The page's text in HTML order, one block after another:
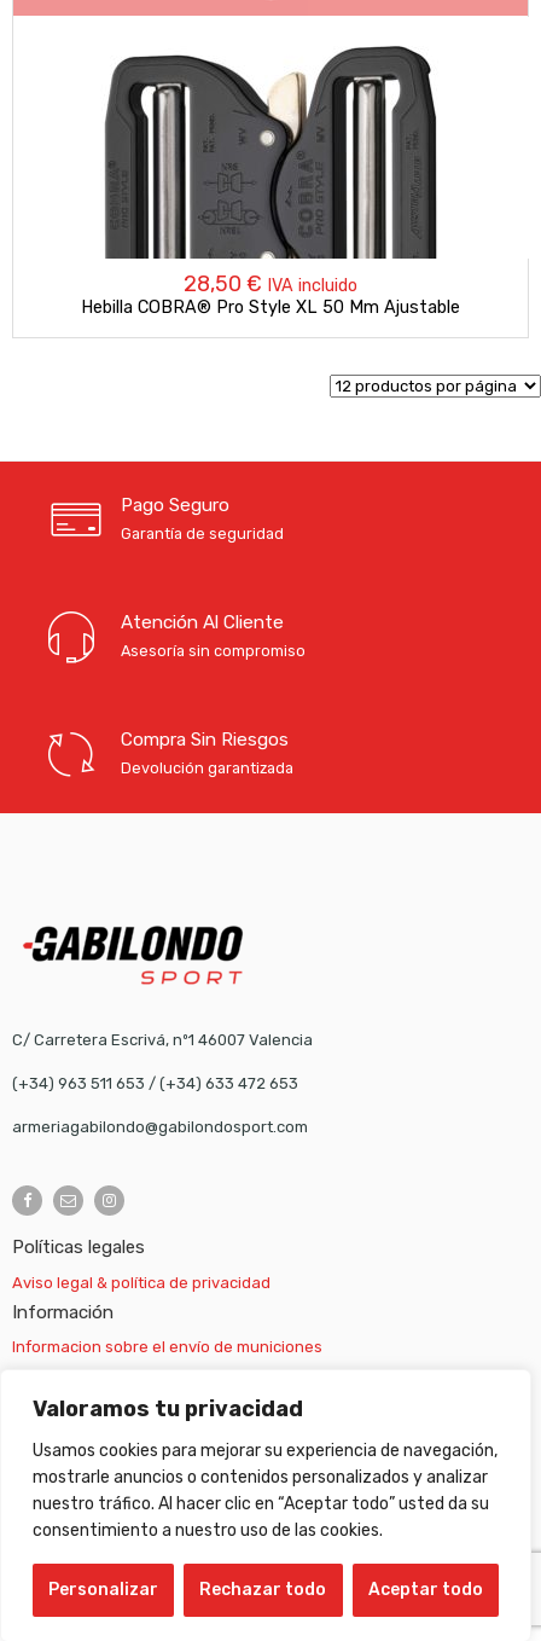
Valoramos tu privacidad
Usamos cookies para mejorar su experiencia de navegación,
mostrarle anuncios o contenidos personalizados y analizar
nuestro tráfico. Al hacer clic en “Aceptar todo” usted da su
consentimiento a nuestro uso de las cookies.
Personalizar Rechazar todo Aceptar todo
28,50 € IVA incluido
Hebilla COBRA® Pro Style XL 50 Mm Ajustable
Pago Seguro
Garantía de seguridad
Atención Al Cliente
Asesoría sin compromiso
Compra Sin Riesgos
Devolución garantizada
C/ Carretera Escrivá, nº1 46007 Valencia
(+34) 963 511 653 / (+34) 633 472 653
armeriagabilondo@gabilondosport.com
Políticas legales
Aviso legal & política de privacidad
Información
Informacion sobre el envío de municiones
Información sobre el envío de armas
Cambios y devoluciones
Suscripción newsletter